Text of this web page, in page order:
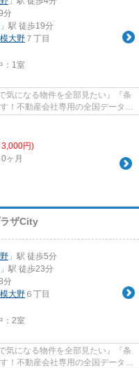
分
」駅 徒歩19分
大野 ７丁目
1室
気になる物件を全部見たい』『条
！不動産会社専用の全国データベ
円)
ヶ月
ザCity
」駅 徒歩5分
」駅 徒歩23分
分
大野 ６丁目
2室
気になる物件を全部見たい』『条
！不動産会社専用の全国データベ